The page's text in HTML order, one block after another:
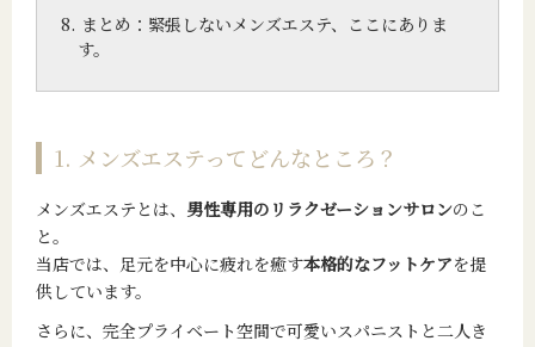
まとめ：緊張しないメンズエステ、ここにありま
す。
1. メンズエステってどんなところ？
メンズエステとは、 男性専用のリラクゼーションサロンのこ
と。
当店では、足元を中心に疲れを癒す本格的なフットケアを提
供しています。
さらに、完全プライベート空間で可愛いスパニストと二人き